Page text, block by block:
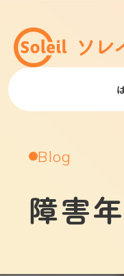
Blog
障害